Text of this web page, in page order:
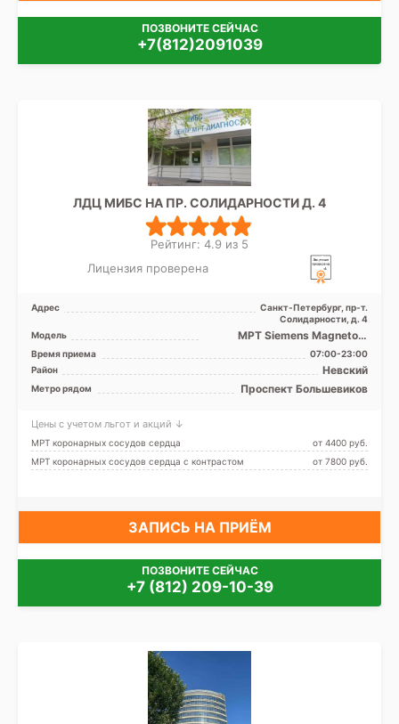
ПОЗВОНИТЕ СЕЙЧАС
+7(812)2091039
ЛДЦ МИБС НА ПР. СОЛИДАРНОСТИ Д. 4
Рейтинг: 4.9 из 5
Лицензия проверена
Адрес
Санкт-Петербург, пр-т.
Солидарности, д. 4
Модель
МРТ Siemens Magnetom
Avanto 1.5 Тесла
Время приема
07:00-23:00
Район
Невский
Метро рядом Проспект Большевиков
Цены с учетом льгот и акций ↓
МРТ коронарных сосудов сердца
от 4400 pуб.
МРТ коронарных сосудов сердца с контрастом
от 7800 pуб.
ЗАПИСЬ НА ПРИЁМ
ПОЗВОНИТЕ СЕЙЧАС
+7 (812) 209-10-39